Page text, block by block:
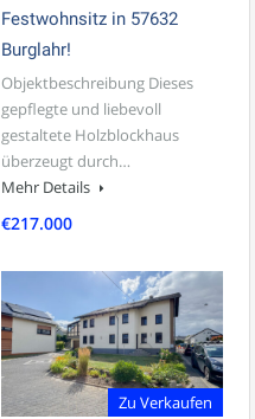
Festwohnsitz in 57632
Burglahr!
Objektbeschreibung Dieses
gepflegte und liebevoll
gestaltete Holzblockhaus
überzeugt durch…
Mehr Details
€217.000
Zu Verkaufen